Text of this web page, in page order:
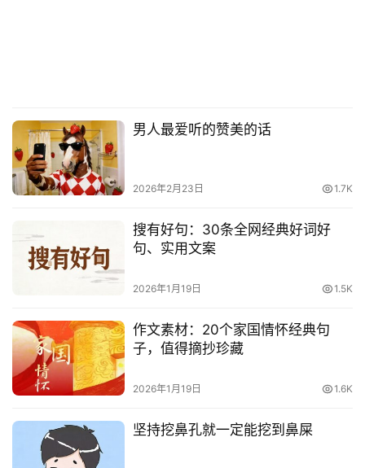
男人最爱听的赞美的话
2026年2月23日 1.7K
搜有好句：30条全网经典好词好
句、实用文案
2026年1月19日 1.5K
作文素材：20个家国情怀经典句
子，值得摘抄珍藏
2026年1月19日 1.6K
坚持挖鼻孔就一定能挖到鼻屎